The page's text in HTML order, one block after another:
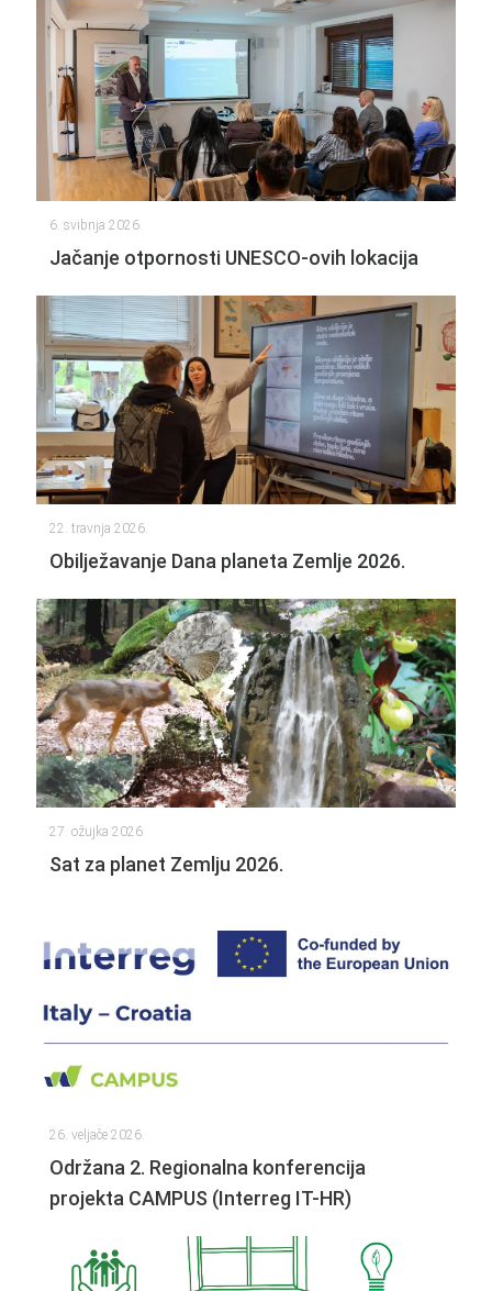
6. svibnja 2026.
Jačanje otpornosti UNESCO-ovih lokacija
22. travnja 2026.
Obilježavanje Dana planeta Zemlje 2026.
27. ožujka 2026.
Sat za planet Zemlju 2026.
26. veljače 2026.
Održana 2. Regionalna konferencija
projekta CAMPUS (Interreg IT-HR)